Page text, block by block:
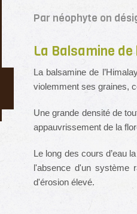
Par néophyte on
La Balsamine
La balsamine de
violemment ses graines,
Une grande densité de
appauvrissement de la
Le long des cours d’eau
l'absence d'un système
d'érosion élevé.